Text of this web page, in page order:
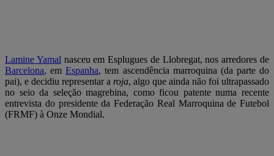
Lamine Yamal nasceu em Esplugues de Llobregat, nos arredores de
Barcelona, emEspanha, tem ascendência marroquina (da parte do
pai), e decidiu representar a roja, algo que ainda não foi ultrapassado
no seio da seleção magrebina, como ficou patente numa recente
entrevista do presidente da Federação Real Marroquina de Futebol
(FRMF) à Onze Mondial.